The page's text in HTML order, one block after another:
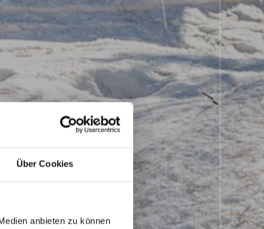
Über Cookies
anbieten zu können